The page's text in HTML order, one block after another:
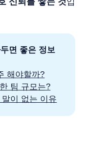
면 좋은 정보
해야할까?
팀 규모는?
이 없는 이유